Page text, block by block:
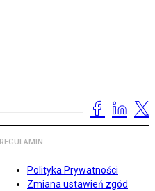
REGULAMIN
Polityka Prywatności
Zmiana ustawień zgód